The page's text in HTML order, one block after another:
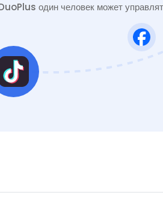
один человек может